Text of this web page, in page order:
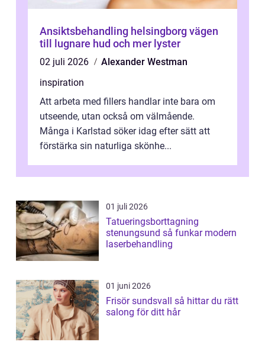
Ansiktsbehandling helsingborg vägen
till lugnare hud och mer lyster
02 juli 2026
Alexander Westman
inspiration
Att arbeta med fillers handlar inte bara om
utseende, utan också om välmående.
Många i Karlstad söker idag efter sätt att
förstärka sin naturliga skönhe...
01 juli 2026
Tatueringsborttagning
stenungsund så funkar modern
laserbehandling
01 juni 2026
Frisör sundsvall så hittar du rätt
salong för ditt hår